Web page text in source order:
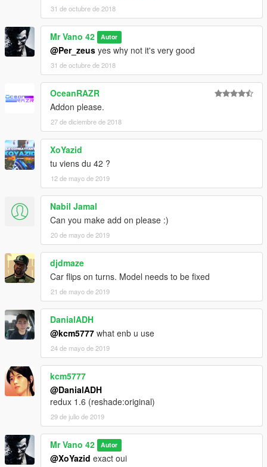
31 de octubre de 2018
Mr Vano 42 Autor
@Per_zeus yes why not it's very good
31 de octubre de 2018
OceanRAZR
Addon please.
27 de diciembre de 2018
XoYazid
tu viens du 42 ?
12 de mayo de 2019
Nabil Jamal
Can you make add on please :)
20 de mayo de 2019
djdmaze
Car flips on turns. Model needs to be fixed
21 de mayo de 2019
DanialADH
@kcm5777 what enb u use
24 de mayo de 2019
kcm5777
@DanialADH
redux 1.6 (reshade:original)
29 de julio de 2019
Mr Vano 42 Autor
@XoYazid exact oui